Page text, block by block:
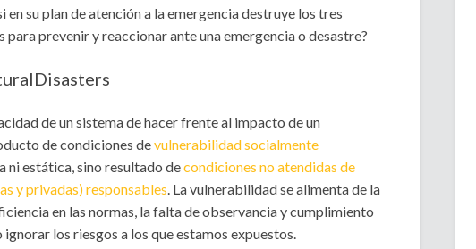
en su plan de atención a la emergencia destruye los tres
prevenir y reaccionar ante una emergencia o desastre?
de un sistema de hacer frente al impacto de un
de condiciones devulnerabilidad socialmente
ni estática, sino resultado decondiciones no atendidas de
y privadas) responsables. La vulnerabilidad se alimenta de la
en las normas, la falta de observancia y cumplimiento
los riesgos a los que estamos expuestos.